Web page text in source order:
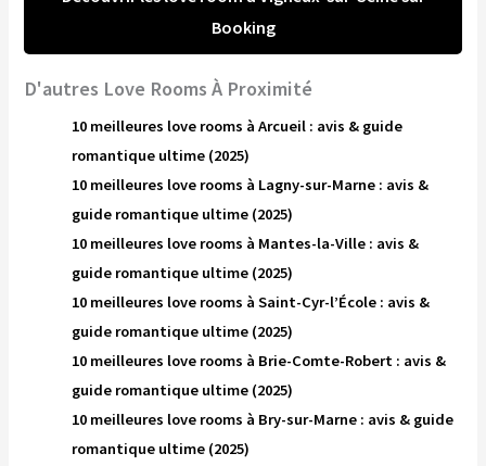
Booking
D'autres Love Rooms À Proximité
10 meilleures love rooms à Arcueil : avis & guide
romantique ultime (2025)
10 meilleures love rooms à Lagny-sur-Marne : avis &
guide romantique ultime (2025)
10 meilleures love rooms à Mantes-la-Ville : avis &
guide romantique ultime (2025)
10 meilleures love rooms à Saint-Cyr-l’École : avis &
guide romantique ultime (2025)
10 meilleures love rooms à Brie-Comte-Robert : avis &
guide romantique ultime (2025)
10 meilleures love rooms à Bry-sur-Marne : avis & guide
romantique ultime (2025)